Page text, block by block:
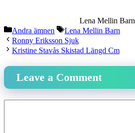
Lena Mellin Barn
Categories
Andra ämnen Tags
Lena Mellin Barn
Ronny Eriksson Sjuk
Kristine Stavås Skistad Längd Cm
Leave a Comment